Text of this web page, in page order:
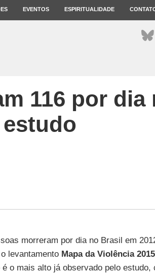
EVENTOS ESPIRITUALIDADE
116 por dia
morreram por dia no Brasil em
levantamento Mapa da Violência 2015
o mais alto já observado pelo